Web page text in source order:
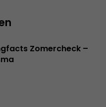
Zomercheck –